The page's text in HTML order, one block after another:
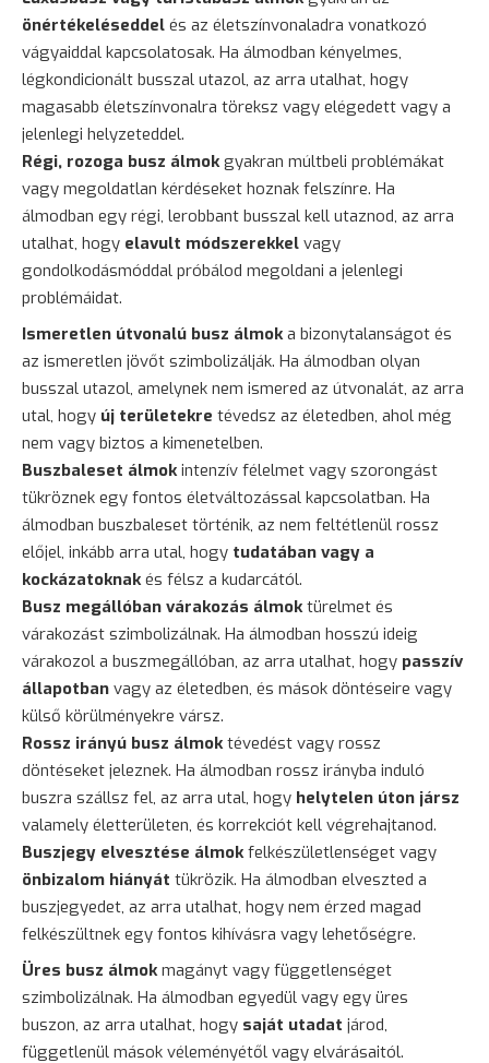
önértékeléseddel és az életszínvonaladra vonatkozó
vágyaiddal kapcsolatosak. Ha álmodban kényelmes,
légkondicionált busszal utazol, az arra utalhat, hogy
magasabb életszínvonalra töreksz vagy elégedett vagy a
jelenlegi helyzeteddel.
Régi, rozoga busz álmokgyakran múltbeli problémákat
vagy megoldatlan kérdéseket hoznak felszínre. Ha
álmodban egy régi, lerobbant busszal kell utaznod, az arra
utalhat, hogy elavult módszerekkel vagy
gondolkodásmóddal próbálod megoldani a jelenlegi
problémáidat.
Ismeretlen útvonalú busz álmoka bizonytalanságot és
az ismeretlen jövőt szimbolizálják. Ha álmodban olyan
busszal utazol, amelynek nem ismered az útvonalát, az arra
utal, hogy új területekre tévedsz az életedben, ahol még
nem vagy biztos a kimenetelben.
Buszbaleset álmokintenzív félelmet vagy szorongást
tükröznek egy fontos életváltozással kapcsolatban. Ha
álmodban buszbaleset történik, az nem feltétlenül rossz
előjel, inkább arra utal, hogy tudatában vagy a
kockázatoknakés félsz a kudarcától.
Busz megállóban várakozás álmoktürelmet és
várakozást szimbolizálnak. Ha álmodban hosszú ideig
várakozol a buszmegállóban, az arra utalhat, hogy passzív
állapotban vagy az életedben, és mások döntéseire vagy
külső körülményekre vársz.
Rossz irányú busz álmoktévedést vagy rossz
döntéseket jeleznek. Ha álmodban rossz irányba induló
buszra szállsz fel, az arra utal, hogy helytelen úton jársz
valamely életterületen, és korrekciót kell végrehajtanod.
Buszjegy elvesztése álmokfelkészületlenséget vagy
önbizalom hiányát tükrözik. Ha álmodban elveszted a
buszjegyedet, az arra utalhat, hogy nem érzed magad
felkészültnek egy fontos kihívásra vagy lehetőségre.
Üres busz álmokmagányt vagy függetlenséget
szimbolizálnak. Ha álmodban egyedül vagy egy üres
buszon, az arra utalhat, hogy saját utadat járod,
függetlenül mások véleményétől vagy elvárásaitól.